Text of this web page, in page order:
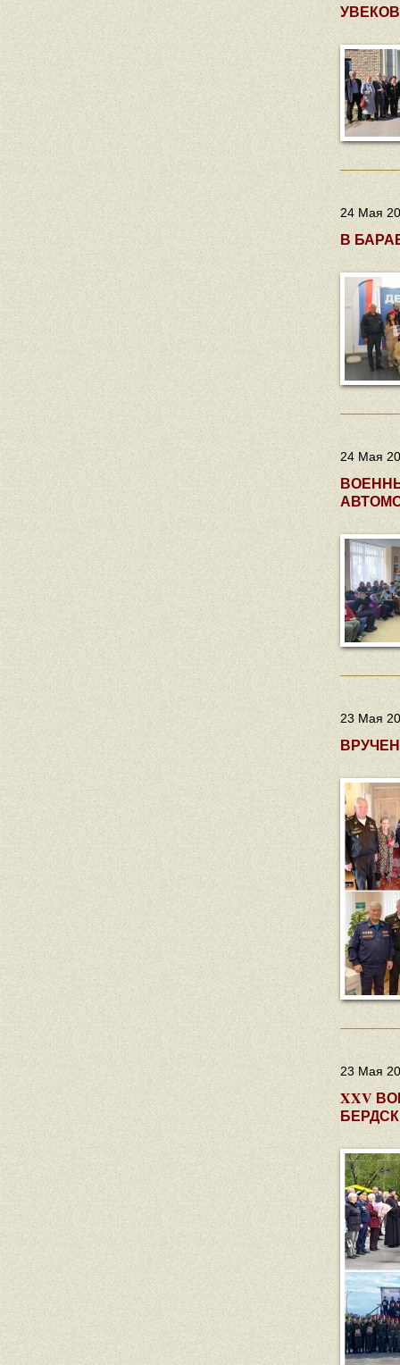
24 Мая
В
24 Мая
23 Мая
23 Мая
XXV